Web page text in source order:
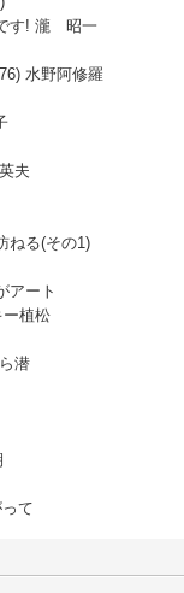
す! 瀧 昭一
水野阿修羅
夫
ねる(その1)
アート
植松
潜
て